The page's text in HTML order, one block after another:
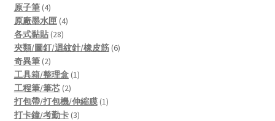
原子筆 44
products
原廠墨水匣 44
各式黏貼 2828
products
夾類/圖釘/迴紋針/橡皮筋 66
奇異筆 22
products
工具箱/整理盒 11
工程筆/筆芯 22
products
打包帶/打包機/伸縮膜 11
打卡鐘/考勤卡 33